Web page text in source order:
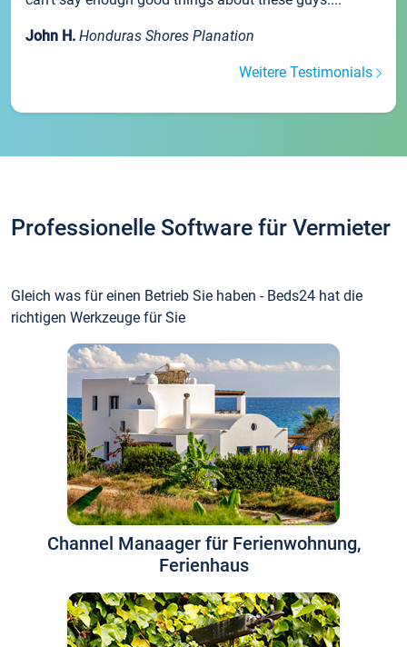
John H. Honduras Shores Planation
Weitere Testimonials
Professionelle Software für Vermieter
Gleich was für einen Betrieb Sie haben - Beds24 hat die
richtigen Werkzeuge für Sie
Channel Manaager für Ferienwohnung,
Ferienhaus